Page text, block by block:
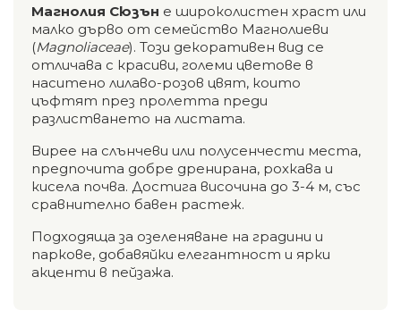
Магнолия Сюзън е широколистен храст или
малко дърво от семейство Магнолиеви
(Magnoliaceae). Този декоративен вид се
отличава с красиви, големи цветове в
наситено лилаво-розов цвят, които
цъфтят през пролетта преди
разлистването на листата.
Вирее на слънчеви или полусенчести места,
предпочита добре дренирана, рохкава и
кисела почва. Достига височина до 3-4 м, със
сравнително бавен растеж.
Подходяща за озеленяване на градини и
паркове, добавяйки елегантност и ярки
акценти в пейзажа.